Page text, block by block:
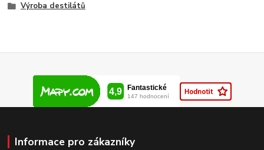
Výroba destilátů
Informace pro zákazníky